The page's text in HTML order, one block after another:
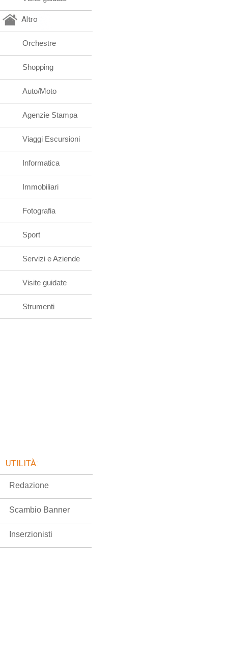
Altro
Orchestre
Shopping
Auto/Moto
Agenzie Stampa
Viaggi Escursioni
Informatica
Immobiliari
Fotografia
Sport
Servizi e Aziende
Visite guidate
Strumenti
UTILITÀ:
Redazione
Scambio Banner
Inserzionisti